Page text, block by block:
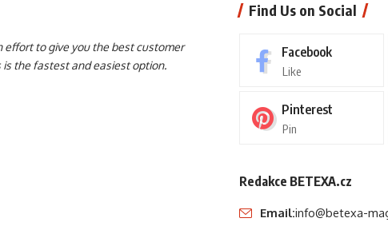
effort to give you the best customer
the fastest and easiest option.
Find Us on Social
Facebook
Like
Pinterest
Pin
Redakce BETEXA.cz
Email:info@betexa-